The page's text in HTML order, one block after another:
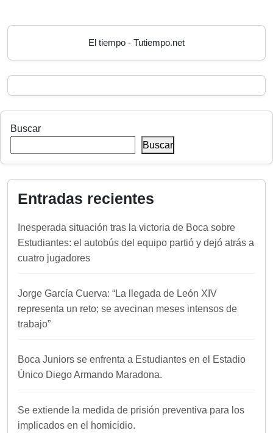
El tiempo - Tutiempo.net
Buscar
Buscar
Entradas recientes
Inesperada situación tras la victoria de Boca sobre
Estudiantes: el autobús del equipo partió y dejó atrás a
cuatro jugadores
Jorge García Cuerva: “La llegada de León XIV
representa un reto; se avecinan meses intensos de
trabajo”
Boca Juniors se enfrenta a Estudiantes en el Estadio
Único Diego Armando Maradona.
Se extiende la medida de prisión preventiva para los
implicados en el homicidio.